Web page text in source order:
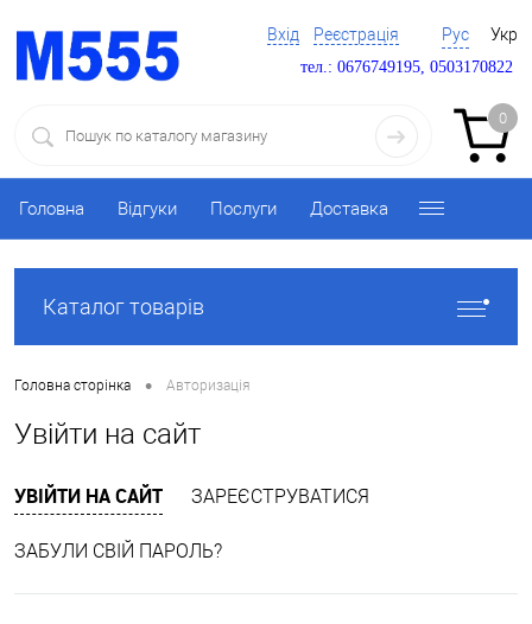
Вхід Реєстрація Рус Укр
тел.: 0676749195, 0503170822
0
Головна Відгуки Послуги Доставка
Каталог товарів
Головна сторінка • Авторизація
Увійти на сайт
УВІЙТИ НА САЙТ ЗАРЕЄСТРУВАТИСЯ
ЗАБУЛИ СВІЙ ПАРОЛЬ?